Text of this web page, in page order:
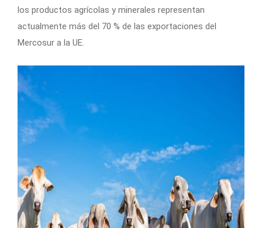
los productos agrícolas y minerales representan
actualmente más del 70 % de las exportaciones del
Mercosur a la UE.